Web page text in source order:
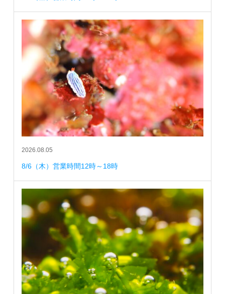
2026.08.05
8/6（木）営業時間12時～18時